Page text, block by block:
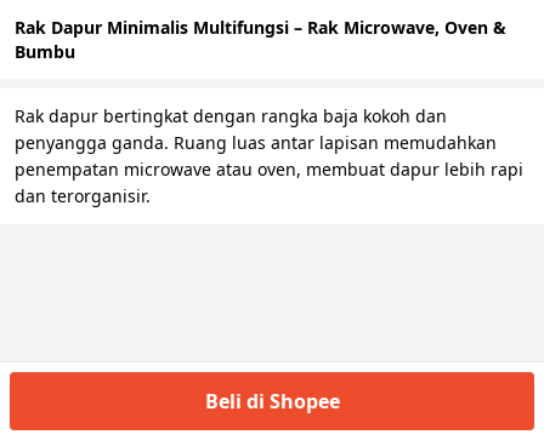
Rak Dapur Minimalis Multifungsi – Rak Microwave, Oven &
Bumbu
Rak dapur bertingkat dengan rangka baja kokoh dan
penyangga ganda. Ruang luas antar lapisan memudahkan
penempatan microwave atau oven, membuat dapur lebih rapi
dan terorganisir.
Beli di Shopee